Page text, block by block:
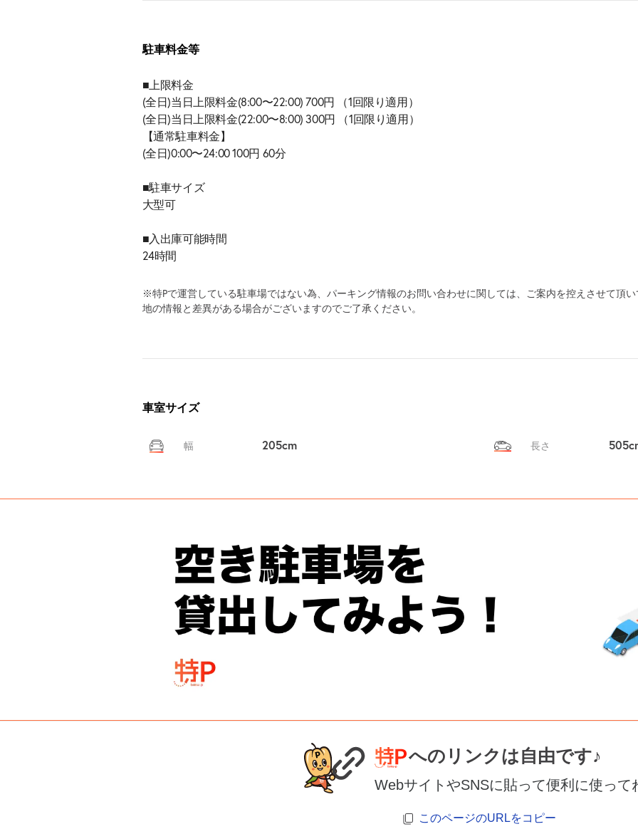
駐車料金等
■上限料金
(全日)当日上限料金(8:00〜22:00) 700円 （1回限り適用）
(全日)当日上限料金(22:00〜8:00) 300円 （1回限り適用）
【通常駐車料金】
(全日)0:00〜24:00 100円 60分
■駐車サイズ
大型可
■入出庫可能時間
24時間
※特Pで運営している駐車場ではない為、パーキング情報のお問い合わせに関しては、ご案内を控えさせて頂
地の情報と差異がある場合がございますのでご了承ください。
車室サイズ
幅 205cm 長さ
へのリンクは自由です♪
WebサイトやSNSに貼って便利に使って
このページのURLをコピー